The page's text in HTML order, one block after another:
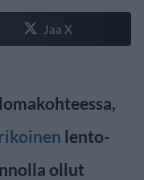
Jaa X
lento-
ollut